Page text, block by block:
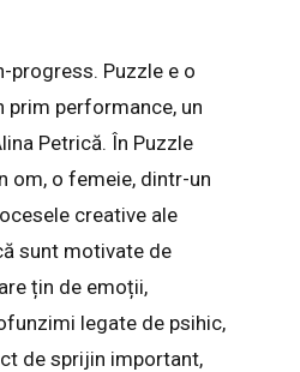
progress. Puzzle e o
prim performance, un
Petrică. În Puzzle
om, o femeie, dintr-un
creative ale
sunt motivate de
țin de emoții,
legate de psihic,
de sprijin important,